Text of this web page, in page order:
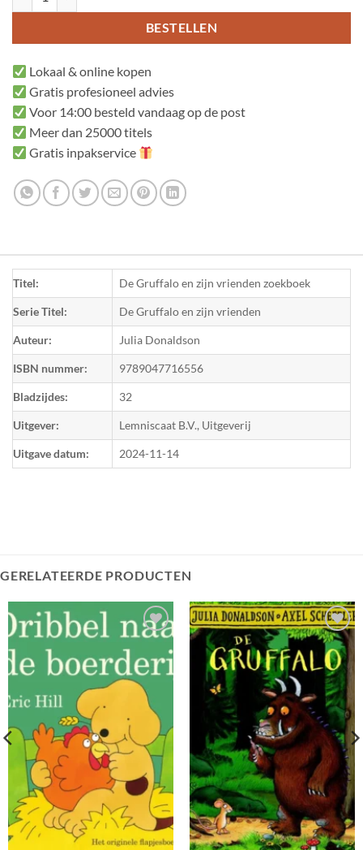
BESTELLEN
Lokaal & online kopen
Gratis profesioneel advies
Voor 14:00 besteld vandaag op de post
Meer dan 25000 titels
Gratis inpakservice
Titel: De Gruffalo en zijn vrienden zoekboek
Serie Titel: De Gruffalo en zijn vrienden
Auteur: Julia Donaldson
ISBN nummer: 9789047716556
Bladzijdes: 32
Uitgever: Lemniscaat B.V., Uitgeverij
Uitgave datum: 2024-11-14
GERELATEERDE PRODUCTEN